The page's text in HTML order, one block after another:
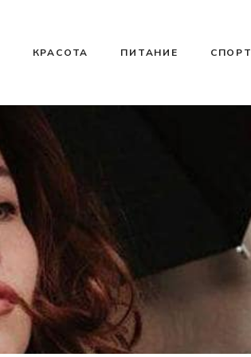
КРАСОТА ПИТАНИЕ СПОРТ